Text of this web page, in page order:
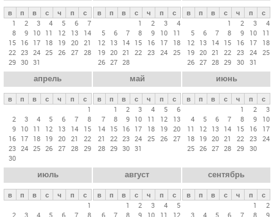
е
в
л
а
к
в п в с ч п
с
1
2 3 4 5 6
7
8
9 10 11 12 13
14
15 16 17 18 19 20 21
22 23 24 25 26 27 28
29 30 31
в п в с ч п
с
1
2 3
4
5
6 7 8 9 10
11
12 13 14 15 16 17
18
19 20 21 22 23 24 25
26 27 28
в п в с ч п
с
1
2 3
4
5
6 7 8 9 10
11
12 13 14 15 16 17
18
19 20 21 22 23 24 25
26 27 28 29 30 31
апрель
в п в с ч п
с
1
2
3 4 5 6 7
8
9 10 11 12 13 14
15
16 17 18 19 20 21
22
23 24 25 26 27 28 29
30
май
в п в с ч п
с
1
2 3 4 5
6
7
8 9 10 11 12
13
14 15 16 17 18 19 20
21
22 23 24 25 26 27
28 29 30 31
июнь
в п в с ч п
с
1
2
3
4
5 6 7 8 9
10
11
12 13 14 15 16
17
18 19 20 21 22 23 24
25 26 27 28 29 30
июль
в п в с ч п
с
1
2
3 4 5 6 7 8
август
в п в с ч п
с
1
2 3 4
5
6
7 8 9 10 11 12
сентябрь
в п в с ч п
с
1
2
3
4 5 6 7 8 9